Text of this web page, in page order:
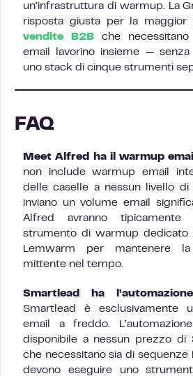
un’infrastruttura di warmup. La
risposta giusta per la
vendite B2B che
email lavorino insieme — senza
uno stack di cinque strumenti
FAQ
Meet Alfred ha il warmup
non include warmup email
delle caselle a nessun livello
inviano un volume email
Alfred avranno
strumento di warmup dedicato
Lemwarm per mantenere
mittente nel tempo.
Smartlead ha
Smartlead è esclusivamente
email a freddo.
disponibile a nessun prezzo di
che necessitano sia di sequenze
devono eseguire uno